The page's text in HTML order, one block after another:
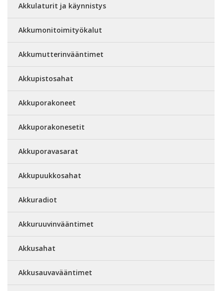
Akkulaturit ja käynnistys
Akkumonitoimityökalut
Akkumutterinvääntimet
Akkupistosahat
Akkuporakoneet
Akkuporakonesetit
Akkuporavasarat
Akkupuukkosahat
Akkuradiot
Akkuruuvinvääntimet
Akkusahat
Akkusauvavääntimet